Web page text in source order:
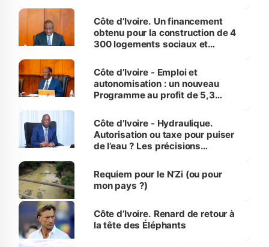
Côte d’Ivoire. Un financement
obtenu pour la construction de 4
300 logements sociaux et
et Yamoussoukro
Côte d’Ivoire - Emploi et
autonomisation : un nouveau
Programme au profit de 5,3
Côte d’Ivoire - Hydraulique.
Autorisation ou taxe pour puiser
de l’eau ? Les précisions
Requiem pour le N’Zi (ou pour
mon pays ?)
Côte d’Ivoire. Renard de retour à
la tête des Éléphants